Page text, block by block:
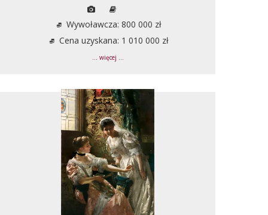
Wywoławcza: 800 000 zł
Cena uzyskana: 1 010 000 zł
... więcej ...